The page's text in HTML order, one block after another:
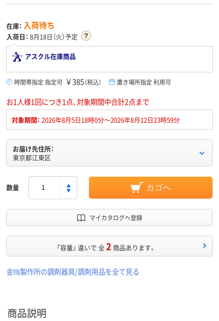
在庫： 入荷待ち
入荷日： 8月18日（火）予定
アスクル在庫商品
時間帯指定 指定可 ￥385（税込） 置き場所指定 利用可
お1人様1回につき1点、対象期間中合計2点まで
対象期間： 2026年8月5日18時0分～2026年8月12日23時59分
お届け先住所：
東京都江東区
数量 カゴへ
マイカタログへ登録
「容量」 違いで 全2 商品あります。
金鵄製作所の調剤器具/調剤用品を全て見る
商品説明